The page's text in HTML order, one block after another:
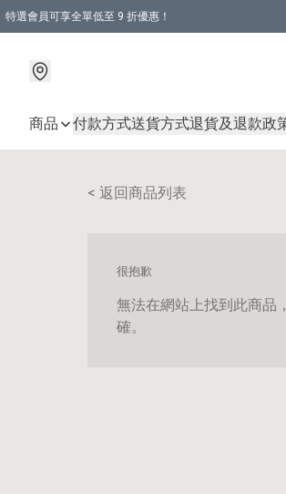
特選會員可享全單低至 9 折優惠！
商品 付款方式送貨方式退貨及退款政
< 返回商品列表
很抱歉
無法在網站上找到此商品
確。